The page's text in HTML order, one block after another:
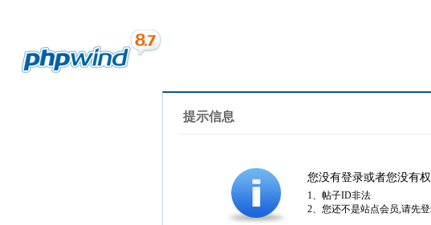
提示信息
您没有登录或者您没有
1、帖子ID非法
2、您还不是站点会员,请先